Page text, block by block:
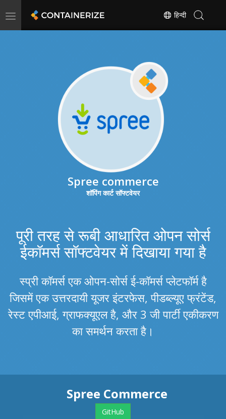
Toggle
हिन्दी
Spree commerce
शॉपिंग कार्ट सॉफ्टवेयर
पूरी तरह से रूबी आधारित ओपन सोर्स
ईकॉमर्स सॉफ्टवेयर में दिखाया गया है
स्प्री कॉमर्स एक ओपन-सोर्स ई-कॉमर्स प्लेटफॉर्म है
जिसमें एक उत्तरदायी यूजर इंटरफेस, पीडब्ल्यूए फ्रंटेंड,
रेस्ट एपीआई, ग्राफक्यूएल है, और 3 जी पार्टी एकीकरण
का समर्थन करता है।
Spree Commerce
GitHub